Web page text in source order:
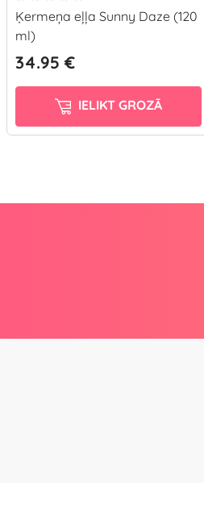
Ķermeņa eļļa Sunny Daze (120
ml)
34.95 €
IELIKT GROZĀ